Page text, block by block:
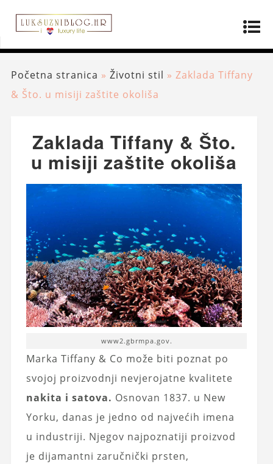
Početna stranica » Životni stil » Zaklada Tiffany
& Što. u misiji zaštite okoliša
Zaklada Tiffany & Što.
u misiji zaštite okoliša
www2.gbrmpa.gov.
Marka Tiffany & Co može biti poznat po
svojoj proizvodnji nevjerojatne kvalitete
nakita i satova. Osnovan 1837. u New
Yorku, danas je jedno od najvećih imena
u industriji. Njegov najpoznatiji proizvod
je dijamantni zaručnički prsten,